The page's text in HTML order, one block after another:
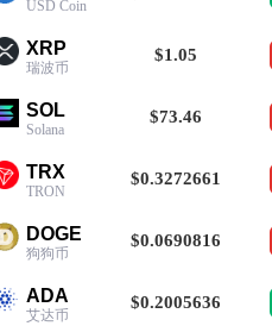
USD Coin
XRP
瑞波币
$1.05
SOL
Solana
$73.46
TRX
TRON
$0.3272661
DOGE
狗狗币
$0.0690816
ADA
艾达币
$0.2005636